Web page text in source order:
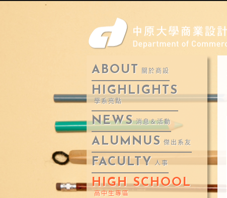
ABOUT 關於商設
HIGHLIGHTS
學系亮點
NEWS 消息＆活動
ALUMNUS 傑出系友
FACULTY 人事
HIGH SCHOOL
高中生專區